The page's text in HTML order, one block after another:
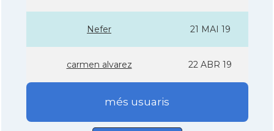
Nefer 21 MAI 19
carmen alvarez 22 ABR 19
més usuaris